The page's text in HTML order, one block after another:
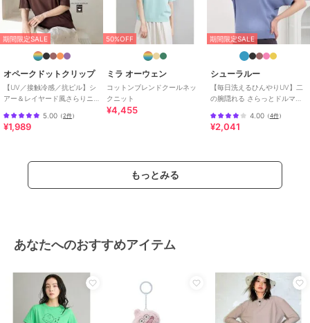
期間限定SALE
オペークドットクリップ
【UV／接触冷感／抗ピル】シ
アー＆レイヤード風さらりニ
5.00 （2件）
¥1,989
50%OFF
ミラ オーウェン
コットンブレンドクールネッ
クニット
¥4,455
期間限定SALE
シューラルー
【毎日洗えるひんやりUV】二
の腕隠れる さらっとドルマン
4.00（4件）
¥2,041
もっとみる
あなたへのおすすめアイテム